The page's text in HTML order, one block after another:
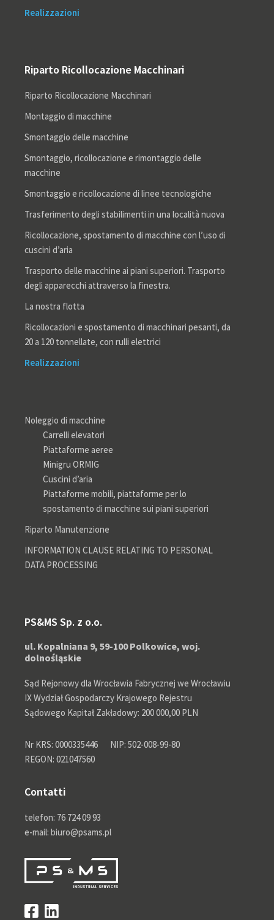
Realizzazioni
Riparto Ricollocazione Macchinari
Riparto Ricollocazione Macchinari
Montaggio di macchine
Smontaggio delle macchine
Smontaggio, ricollocazione e rimontaggio delle
macchine
Smontaggio e ricollocazione di linee tecnologiche
Trasferimento degli stabilimenti in una località nuova
Ricollocazione, spostamento di macchine con l’uso di
cuscini d’aria
Trasporto delle macchine ai piani superiori. Trasporto
degli apparecchi attraverso la finestra.
La nostra flotta
Ricollocazioni e spostamento di macchinari pesanti, da
20 a 120 tonnellate, con rulli elettrici
Realizzazioni
Noleggio di macchine
Carrelli elevatori
Piattaforme aeree
Minigru ORMIG
Cuscini d’aria
Piattaforme mobili, piattaforme per lo
spostamento di macchine sui piani superiori
Riparto Manutenzione
INFORMATION CLAUSE RELATING TO PERSONAL
DATA PROCESSING
PS&MS Sp. z o.o.
ul. Kopalniana 9, 59-100 Polkowice, woj.
dolnośląskie
Sąd Rejonowy dla Wrocławia Fabrycznej we Wrocławiu
IX Wydział Gospodarczy Krajowego Rejestru
Sądowego Kapitał Zakładowy: 200 000,00 PLN
Nr KRS: 0000335446
NIP: 502-008-99-80
REGON: 021047560
Contatti
telefon: 76 724 09 93
e-mail: biuro@psams.pl